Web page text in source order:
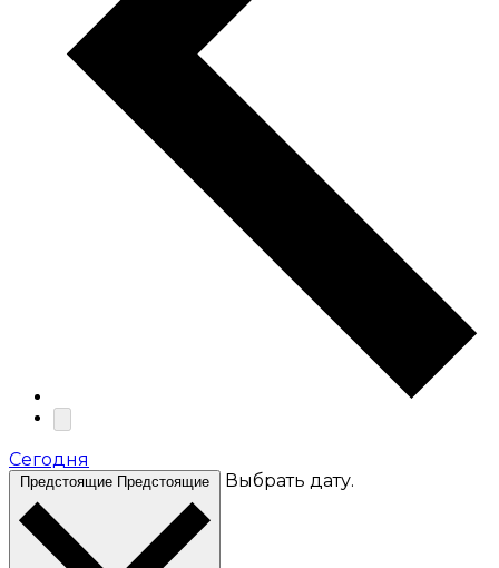
Cегодня
Предстоящие Предстоящие Выбрать дату.